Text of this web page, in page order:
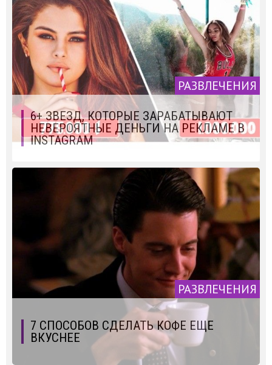
РАЗВЛЕЧЕНИЯ
6+ ЗВЕЗД, КОТОРЫЕ ЗАРАБАТЫВАЮТ
НЕВЕРОЯТНЫЕ ДЕНЬГИ НА РЕКЛАМЕ В
INSTAGRAM
РАЗВЛЕЧЕНИЯ
7 СПОСОБОВ СДЕЛАТЬ КОФЕ ЕЩЕ
ВКУСНЕЕ